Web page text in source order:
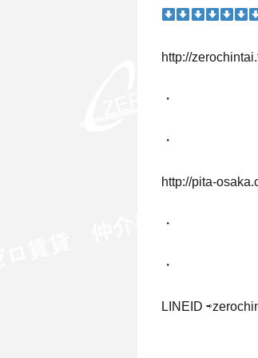
http://
・
・
http://pita-
・
・
LINEID